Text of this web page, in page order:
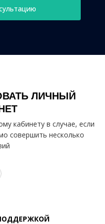
ЛИЧНЫЙ
кабинету в случае, если
совершить несколько